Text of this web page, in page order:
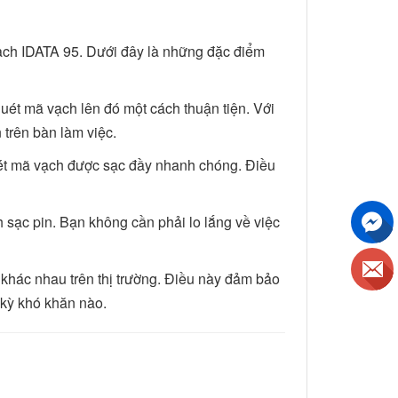
IDATA 95. Dưới đây là những đặc điểm
mã vạch lên đó một cách thuận tiện. Với
bàn làm việc.
mã vạch được sạc đầy nhanh chóng. Điều
pin. Bạn không cần phải lo lắng về việc
nhau trên thị trường. Điều này đảm bảo
khó khăn nào.